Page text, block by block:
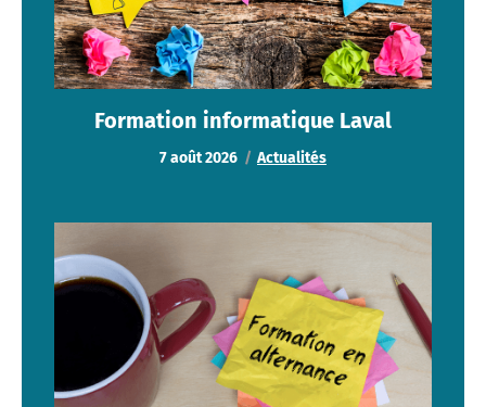
Formation informatique Laval
7 août 2026 Actualités
Formation informatique en alternance
Actualités